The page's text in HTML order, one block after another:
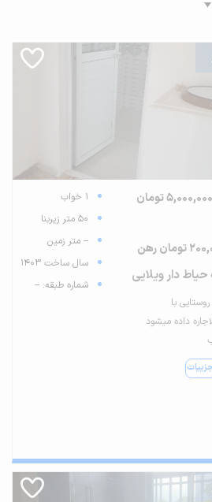
قیمت: 5,000,000 تومان
رهن
حیاط دار ویلایی
با
داده میشود
1 خواب
50 متر زیربنا
-- متر زمین
سال ساخت 1403
شماره طبقه: --